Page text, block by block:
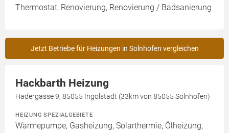
Thermostat, Renovierung, Renovierung / Badsanierung
Jetzt Betriebe für Heizungen in Solnhofen vergleichen
Hackbarth Heizung
Hadergasse 9, 85055 Ingolstadt (33km von 85055 Solnhofen)
HEIZUNG SPEZIALGEBIETE
Wärmepumpe, Gasheizung, Solarthermie, Ölheizung,